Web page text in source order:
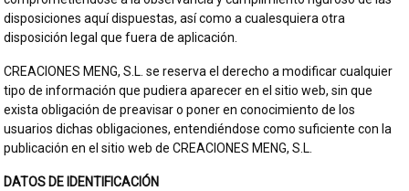
disposiciones aquí dispuestas, así como a cualesquiera otra
disposición legal que fuera de aplicación.
CREACIONES MENG, S.L. se reserva el derecho a modificar cualquier
tipo de información que pudiera aparecer en el sitio web, sin que
exista obligación de preavisar o poner en conocimiento de los
usuarios dichas obligaciones, entendiéndose como suficiente con la
publicación en el sitio web de CREACIONES MENG, S.L.
DATOS DE IDENTIFICACIÓN